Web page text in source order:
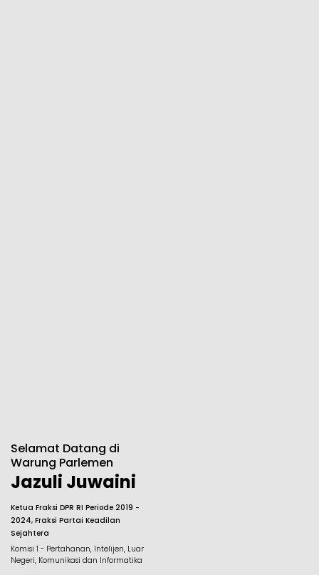
Selamat Datang di
Warung Parlemen
Jazuli Juwaini
Ketua Fraksi DPR RI Periode 2019 -
2024, Fraksi Partai Keadilan
Sejahtera
Komisi 1 - Pertahanan, Intelijen, Luar
Negeri, Komunikasi dan Informatika